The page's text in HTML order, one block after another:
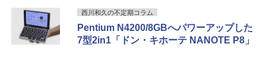
ows11】WPS Office付き /超小型 中古デ
スクトップパソコン 【3ケ月保証】 ＆
おまけ付き（中古USB式キーボートとマ
ウス）
ペース 角度調整 高視野角 178° Adaptiv
e-Sync対応 MAXZEN MJM22CH03-F10
0
Anker Soundcore P40i オフホワイト
￥7,990
BRUCE WAYNE feat. Flo Milli, ATL Jacob
￥250
【Amazon.co.jp限定】 い・ろ・は・す 2L P
￥1,112
薬屋のひとりごと 17巻 (デジタル版ビッグガ
￥770
西川和久の不定期コラム
Pentium N4200/8GBへパワーアップした
7型2in1「ドン・キホーテ NANOTE P8」